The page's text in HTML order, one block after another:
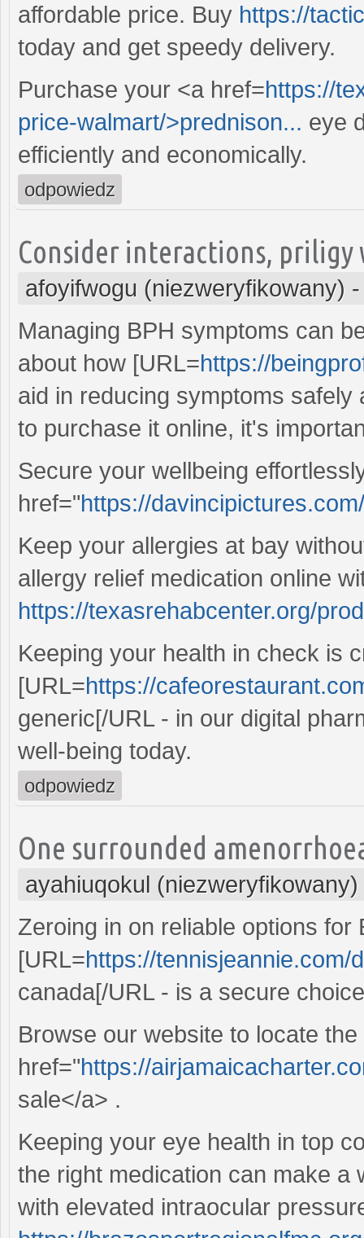
affordable price. Buy https://
today and get speedy delivery.
Purchase your <a href=https://
price-walmart/>prednison... eye
efficiently and economically.
odpowiedz
Consider interactions,
afoyifwogu (niezweryfikowany)
Managing BPH symptoms can
about how [URL=https://
aid in reducing symptoms
to purchase it online, it's
Secure your wellbeing
href="https://
Keep your allergies at bay
allergy relief medication online
https://texasrehabcenter.org/
Keeping your health in check is
[URL=https://
generic[/URL - in our digital
well-being today.
odpowiedz
One surrounded
ayahiuqokul (niezweryfikowany)
Zeroing in on reliable options for
[URL=https://tennisjeannie.com/
canada[/URL - is a secure
Browse our website to locate the
href="https://
sale</a> .
Keeping your eye health in top
the right medication can make a
with elevated intraocular